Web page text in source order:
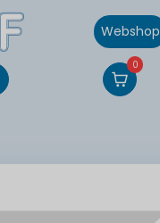
Webshop
0